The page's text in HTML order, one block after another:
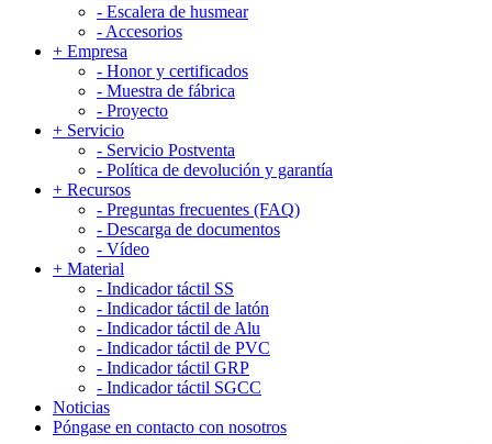
- Escalera de husmear
- Accesorios
+ Empresa
- Honor y certificados
- Muestra de fábrica
- Proyecto
+ Servicio
- Servicio Postventa
- Política de devolución y garantía
+ Recursos
- Preguntas frecuentes (FAQ)
- Descarga de documentos
- Vídeo
+ Material
- Indicador táctil SS
- Indicador táctil de latón
- Indicador táctil de Alu
- Indicador táctil de PVC
- Indicador táctil GRP
- Indicador táctil SGCC
Noticias
Póngase en contacto con nosotros